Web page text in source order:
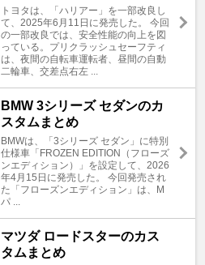
トヨタは、「ハリアー」を一部改良し
て、2025年6月11日に発売した。 今回
の一部改良では、安全性能の向上を図
っている。プリクラッシュセーフティ
は、夜間の自転車運転者、昼間の自動
二輪車、交差点右左 ...
BMW 3シリーズ セダンのカ
スタムまとめ
BMWは、「3シリーズ セダン」に特別
仕様車「FROZEN EDITION（フローズ
ンエディション）」を設定して、2026
年4月15日に発売した。 今回発売され
た「フローズンエディション」は、M
パ ...
マツダ ロードスターのカス
タムまとめ